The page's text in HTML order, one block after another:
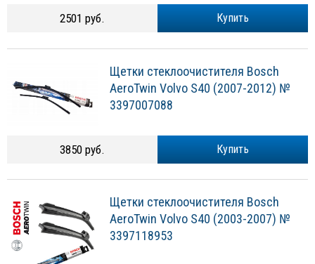
Купить
2501 руб.
Щетки стеклоочистителя Bosch
AeroTwin Volvo S40 (2007-2012) №
3397007088
Купить
3850 руб.
Щетки стеклоочистителя Bosch
AeroTwin Volvo S40 (2003-2007) №
3397118953